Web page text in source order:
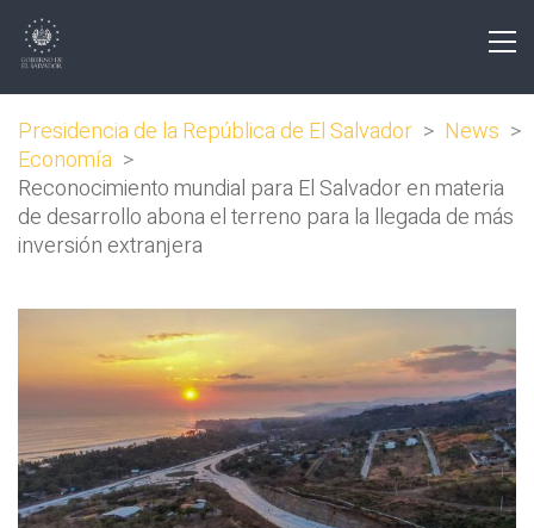
Presidencia de la República de El Salvador > News >
Economía >
Reconocimiento mundial para El Salvador en materia
de desarrollo abona el terreno para la llegada de más
inversión extranjera